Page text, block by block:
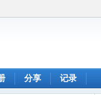
分享 记录